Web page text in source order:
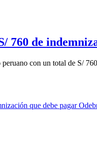
760 de
con un total de S/